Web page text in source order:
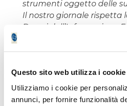
Questo sito web utilizza i cookie
Utilizziamo i cookie per
annunci, per fornire funzionalità
strumenti oggetto delle
Il nostro giornale rispetta
Doveri dell’Informazione
Informativa metodo